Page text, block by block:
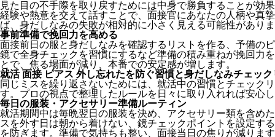
見た目の不手際を取り戻すためには中身で勝負することが効
経験や熱意を交えて話すことで、面接官にあなたの人柄や真
ば、身だしなみの失敗が相対的に小さく見える可能性があり
事前準備で挽回力を高める
面接前日の服と身だしなみを確認するリストを作る、予備の
鏡で全身チェックを習慣にするなど準備の積み重ねが挽回力
とで、焦る場面が減り、本番での安定感が増します。
就活 面接 ピアス 外し忘れたを防ぐ習慣と身だしなみチェック
同じミスを繰り返さないためには、就活中の習慣とチェック
す。プロの視点で整理したルールを日々に取り入れれば安心
毎日の服装・アクセサリー準備ルーティン
就活期間中は毎晩翌日の服装を決め、アクセサリー類を含め
スを外す日は朝から着けない、鏡チェックポイントを設定す
を防ぎます。準備で気持ちも整い、面接当日の焦りが減りま